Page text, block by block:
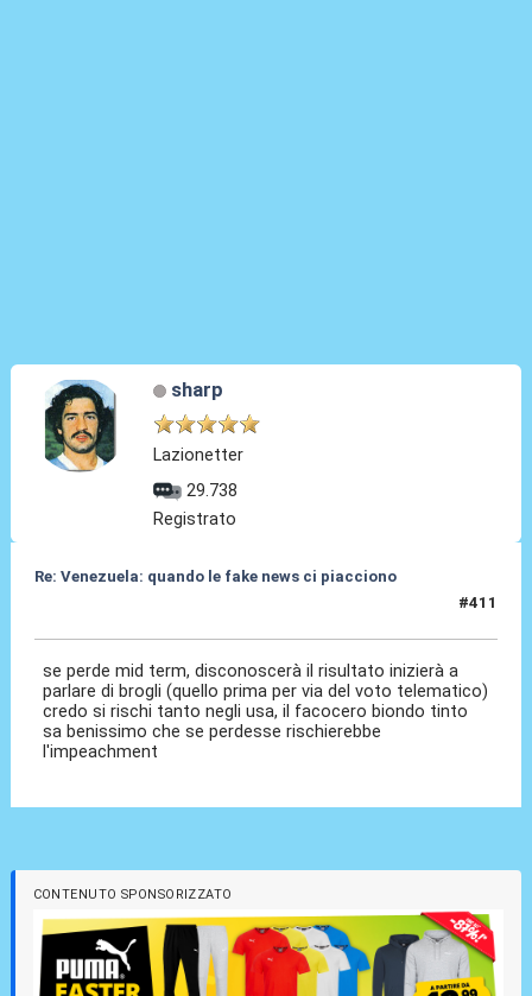
sharp
Lazionetter
29.738
Registrato
Re: Venezuela: quando le fake news ci piacciono
#411
se perde mid term, disconoscerà il risultato inizierà a
parlare di brogli (quello prima per via del voto telematico)
credo si rischi tanto negli usa, il facocero biondo tinto
sa benissimo che se perdesse rischierebbe
l'impeachment
CONTENUTO SPONSORIZZATO